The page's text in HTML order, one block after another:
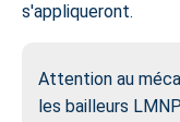
s'appliqueront.
Attention au
les bailleurs